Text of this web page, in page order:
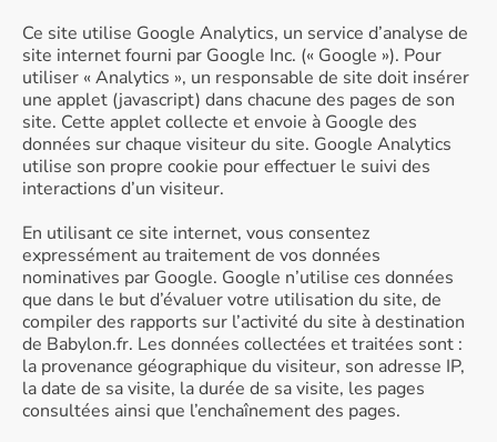
Ce site utilise Google Analytics, un service d’analyse de
site internet fourni par Google Inc. (« Google »). Pour
utiliser « Analytics », un responsable de site doit insérer
une applet (javascript) dans chacune des pages de son
site. Cette applet collecte et envoie à Google des
données sur chaque visiteur du site. Google Analytics
utilise son propre cookie pour effectuer le suivi des
interactions d’un visiteur.
En utilisant ce site internet, vous consentez
expressément au traitement de vos données
nominatives par Google. Google n’utilise ces données
que dans le but d’évaluer votre utilisation du site, de
compiler des rapports sur l’activité du site à destination
de Babylon.fr. Les données collectées et traitées sont :
la provenance géographique du visiteur, son adresse IP,
la date de sa visite, la durée de sa visite, les pages
consultées ainsi que l’enchaînement des pages.